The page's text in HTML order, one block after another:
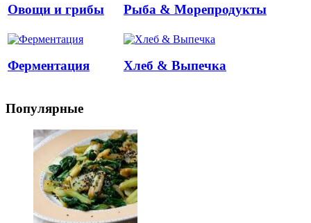
Овощи и грибы Рыба & Mорепродукты
Ферментация Хлеб & Выпечка
Популярные